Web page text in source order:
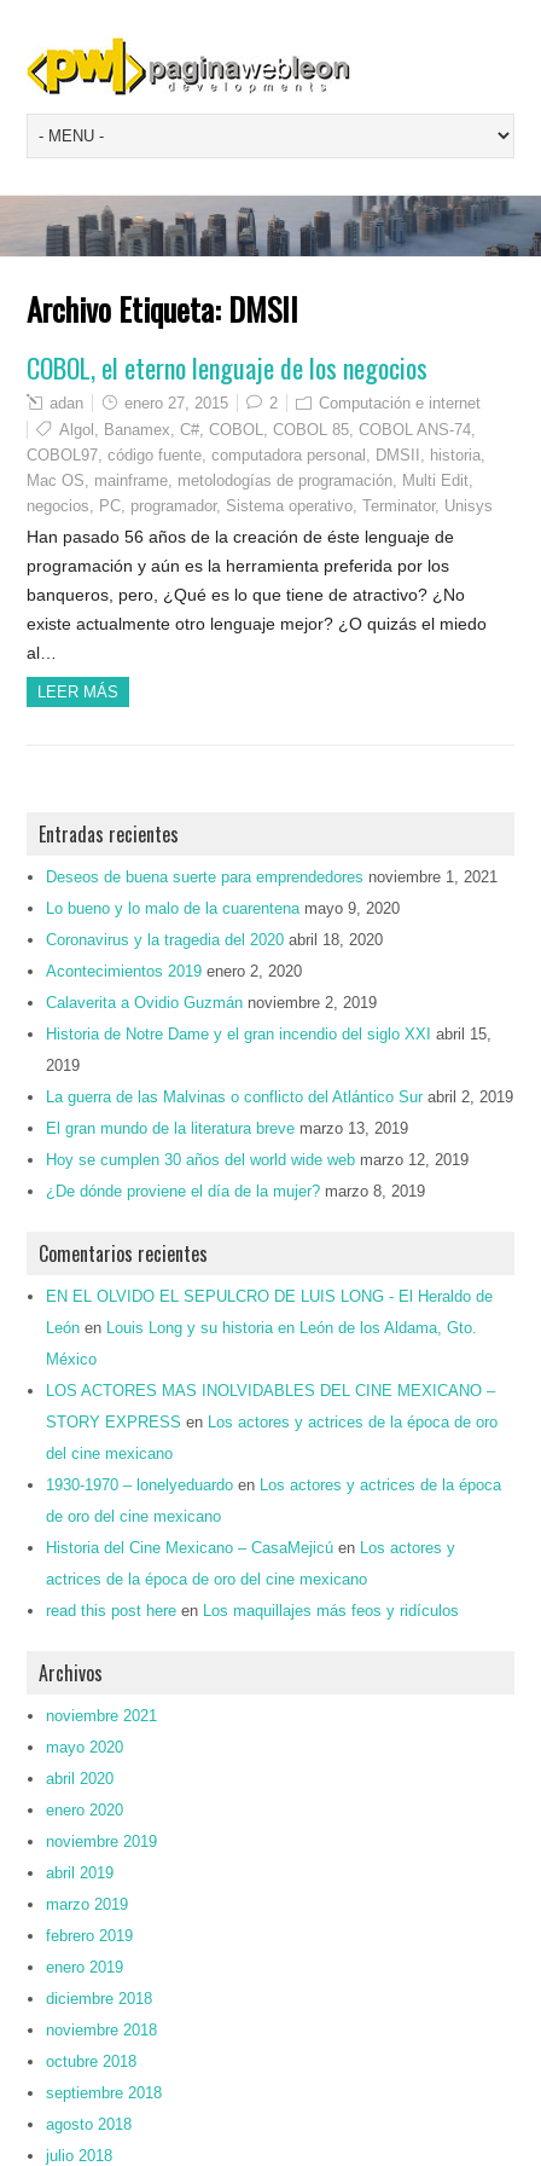
Archivo Etiqueta: DMSII
COBOL, el eterno lenguaje de los negocios
adan enero 27, 2015 2
Computación e internet
Algol
Banamex ,C# ,COBOL ,COBOL 85 ,COBOL ANS-74
COBOL97 ,código fuente ,computadora personal DMSII historia
Mac OS
mainframe metolodogías de programación Multi Edit
negocios
PC programador, Sistema operativo ,Terminator, Unisys
Han pasado 56 años de la creación de éste lenguaje de
programación y aún es la herramienta preferida por los
banqueros, pero, ¿Qué es lo que tiene de atractivo? ¿No
existe actualmente otro lenguaje mejor? ¿O quizás el miedo
al…
LEER MÁS
Entradas recientes
Deseos de buena suerte para emprendedores noviembre 1, 2021
Lo bueno y lo malo de la cuarentena mayo 9, 2020
Coronavirus y la tragedia del 2020 abril 18, 2020
Acontecimientos 2019 enero 2, 2020
Calaverita a Ovidio Guzmán noviembre 2, 2019
Historia de Notre Dame y el gran incendio del siglo XXI
abril 15,
2019
La guerra de las Malvinas o conflicto del Atlántico Sur abril 2, 2019
El gran mundo de la literatura breve marzo 13, 2019
Hoy se cumplen 30 años del world wide web marzo 12, 2019
¿De dónde proviene el día de la mujer? marzo 8, 2019
Comentarios recientes
EN EL OLVIDO EL SEPULCRO DE LUIS LONG - El Heraldo de
León en
Louis Long y su historia en León de los Aldama, Gto.
México
LOS ACTORES MAS INOLVIDABLES DEL CINE MEXICANO –
STORY EXPRESS en
Los actores y actrices de la época de oro
del cine mexicano
1930-1970 – lonelyeduardo en
Los actores y actrices de la época
de oro del cine mexicano
Historia del Cine Mexicano – CasaMejicú en
Los actores y
actrices de la época de oro del cine mexicano
read this post here en Los maquillajes más feos y ridículos
Archivos
noviembre 2021
mayo 2020
abril 2020
enero 2020
noviembre 2019
abril 2019
marzo 2019
febrero 2019
enero 2019
diciembre 2018
noviembre 2018
octubre 2018
septiembre 2018
agosto 2018
julio 2018